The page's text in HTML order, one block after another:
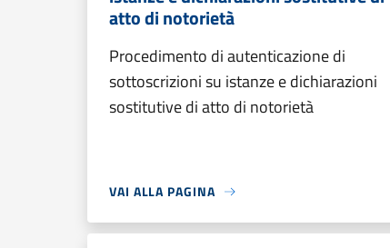
atto di notorietà
Procedimento di autenticazione di
sottoscrizioni su istanze e dichiarazioni
sostitutive di atto di notorietà
VAI ALLA PAGINA